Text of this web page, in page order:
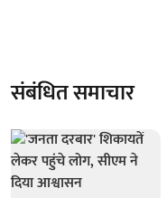
संबंधित समाचार